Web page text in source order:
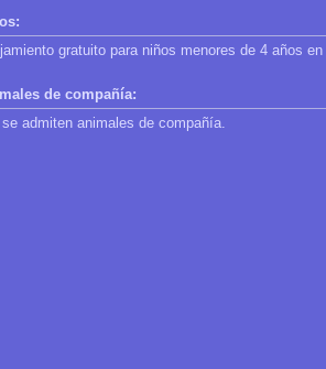
gratuito para niños menores de 4 años
de compañía:
se admiten animales de compañía.